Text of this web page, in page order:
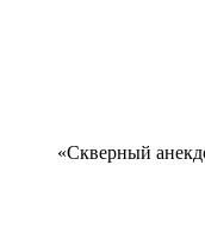
«Скверный